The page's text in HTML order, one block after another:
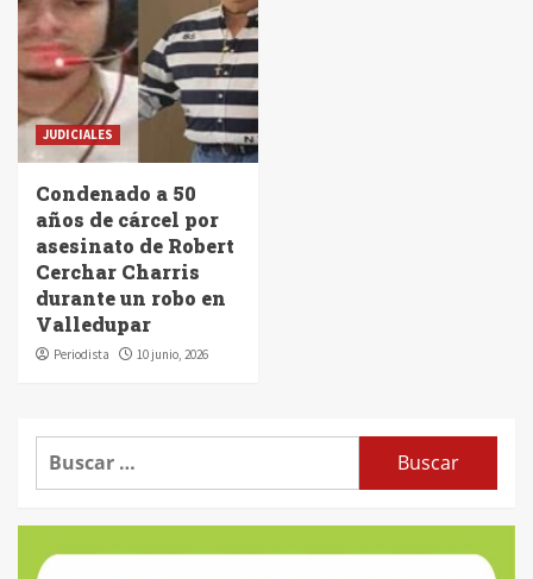
JUDICIALES
Condenado a 50
años de cárcel por
asesinato de Robert
Cerchar Charris
durante un robo en
Valledupar
Periodista 10 junio, 2026
Buscar: